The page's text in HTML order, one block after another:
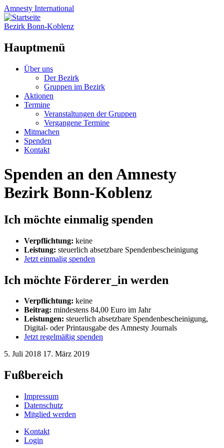
Amnesty International
Bezirk Bonn-Koblenz
Hauptmenü
Zum
Über uns
Der Bezirk
Gruppen im Bezirk
Aktionen
Termine
Veranstaltungen der Gruppen
Vergangene Termine
Mitmachen
Spenden
Kontakt
Spenden an den Amnesty
Bezirk Bonn-Koblenz
Ich möchte einmalig spenden
Verpflichtung: keine
Leistung: steuerlich absetzbare Spendenbescheinigung
Jetzt einmalig spenden
Ich möchte Förderer_in werden
Verpflichtung: keine
Beitrag: mindestens 84,00 Euro im Jahr
Leistungen: steuerlich absetzbare Spendenbescheinigung,
Digital- oder Printausgabe des Amnesty Journals
Jetzt regelmäßig spenden
5. Juli 2018 17. März 2019
Fußbereich
Impressum
Datenschutz
Mitglied werden
Kontakt
Login